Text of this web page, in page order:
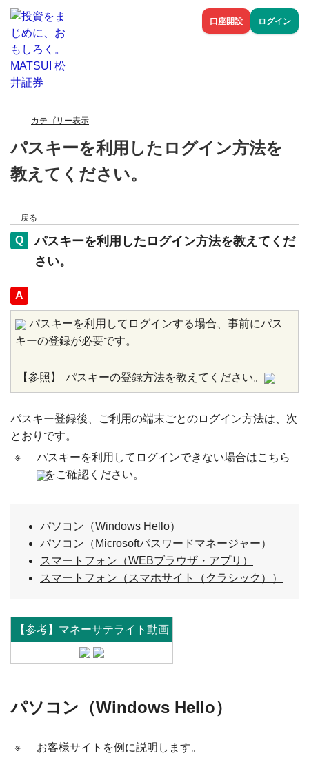
口座開設 ログイン
カテゴリー表示
パスキーを利用したログイン方法を
教えてください。
戻る
パスキーを利用したログイン方法を教えてくだ
さい。
回答
パスキーを利用してログインする場合、事前にパス
キーの登録が必要です。
【参照】 パスキーの登録方法を教えてください。
パスキー登録後、ご利用の端末ごとのログイン方法は、次
とおりです。
※
パスキーを利用してログインできない場合はこちら
をご確認ください。
パソコン（Windows Hello）
パソコン（Microsoftパスワードマネージャー）
スマートフォン（WEBブラウザ・アプリ）
スマートフォン（スマホサイト（クラシック））
【参考】マネーサテライト動画
パソコン（Windows Hello）
※ お客様サイトを例に説明します。